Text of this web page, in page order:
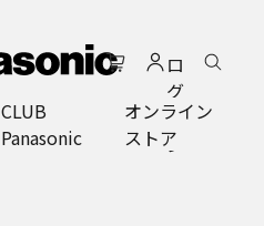
ロ
グ
イ
ン
CLUB
Panasonic
オンライン
ストア